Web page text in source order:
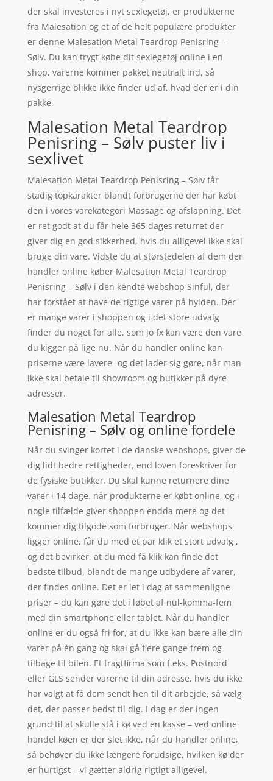
der skal investeres i nyt sexlegetøj, er produkterne
fra Malesation og et af de helt populære produkter
er denne Malesation Metal Teardrop Penisring –
Sølv. Du kan trygt købe dit sexlegetøj online i en
shop, varerne kommer pakket neutralt ind, så
nysgerrige blikke ikke finder ud af, hvad der er i din
pakke.
Malesation Metal Teardrop
Penisring – Sølv puster liv i
sexlivet
Malesation Metal Teardrop Penisring – Sølv får
stadig topkarakter blandt forbrugerne der har købt
den i vores varekategori Massage og afslapning. Det
er ret godt at du får hele 365 dages returret der
giver dig en god sikkerhed, hvis du alligevel ikke skal
bruge din vare. Vidste du at størstedelen af dem der
handler online køber Malesation Metal Teardrop
Penisring – Sølv i den kendte webshop Sinful, der
har forstået at have de rigtige varer på hylden. Der
er mange varer i shoppen og i det store udvalg
finder du noget for alle, som jo fx kan være den vare
du kigger på lige nu. Når du handler online kan
priserne være lavere- og det lader sig gøre, når man
ikke skal betale til showroom og butikker på dyre
adresser.
Malesation Metal Teardrop
Penisring – Sølv og online fordele
Når du svinger kortet i de danske webshops, giver de
dig lidt bedre rettigheder, end loven foreskriver for
de fysiske butikker. Du skal kunne returnere dine
varer i 14 dage. når produkterne er købt online, og i
nogle tilfælde giver shoppen endda mere og det
kommer dig tilgode som forbruger. Når webshops
ligger online, får du med et par klik et stort udvalg ,
og det bevirker, at du med få klik kan finde det
bedste tilbud, blandt de mange udbydere af varer,
der findes online. Det er let i dag at sammenligne
priser – du kan gøre det i løbet af nul-komma-fem
med din smartphone eller tablet. Når du handler
online er du også fri for, at du ikke kan bære alle din
varer på én gang og skal gå flere gange frem og
tilbage til bilen. Et fragtfirma som f.eks. Postnord
eller GLS sender varerne til din adresse, hvis du ikke
har valgt at få dem sendt hen til dit arbejde, så vælg
det, der passer bedst til dig. I dag er der ingen
grund til at skulle stå i kø ved en kasse – ved online
handel køen er der slet ikke, når du handler online,
så behøver du ikke længere forudsige, hvilken kø der
er hurtigst – vi gætter aldrig rigtigt alligevel.